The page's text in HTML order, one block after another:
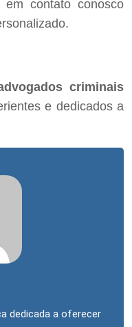
contato conosco
criminais
e dedicados a
dedicada a oferecer